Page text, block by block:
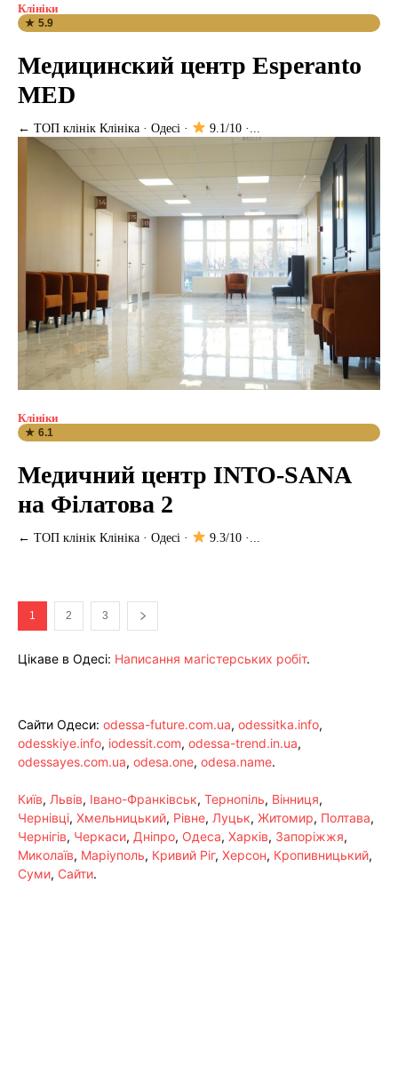
Клініки
★ 5.9
Медицинский центр Esperanto
MED
← ТОП клінік Клініка · Одесі · 9.1/10 ·...
Клініки
★ 6.1
Медичний центр INTO-SANA
на Філатова 2
← ТОП клінік Клініка · Одесі · 9.3/10 ·...
1 2 3
Цікаве в Одесі: Написання магістерських робіт.
Сайти Одеси: odessa-future.com.ua, odessitka.info,
odesskiye.info, iodessit.com, odessa-trend.in.ua,
odessayes.com.ua, odesa.one, odesa.name.
Київ, Львів, Івано-Франківськ, Тернопіль, Вінниця,
Чернівці, Хмельницький, Рівне, Луцьк, Житомир, Полтава,
Чернігів, Черкаси, Дніпро, Одеса, Харків, Запоріжжя,
Миколаїв, Маріуполь, Кривий Ріг, Херсон, Кропивницький,
Суми, Сайти.